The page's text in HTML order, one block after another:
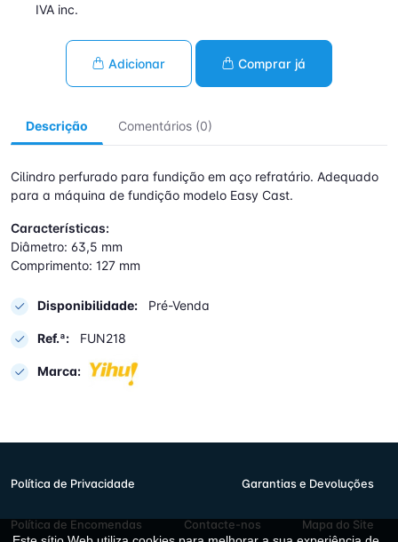
IVA inc.
Adicionar Comprar já
Descrição Comentários (0)
Cilindro perfurado para fundição em aço refratário. Adequado
para a máquina de fundição modelo Easy Cast.
Características:
Diâmetro: 63,5 mm
Comprimento: 127 mm
Disponibilidade: Pré-Venda
Ref.ª: FUN218
Marca:
Política de Privacidade Garantias e Devoluções
Política de Encomendas Contacte-nos Mapa do Site